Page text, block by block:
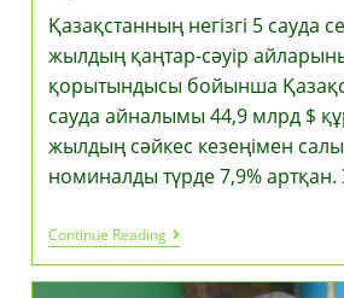
Қазақстанның негізгі 5 сауда
жылдың қаңтар-сәуір
қорытындысы бойынша
сауда айналымы 44,9 млрд $
жылдың сәйкес кезеңімен
номиналды түрде 7,9%
Continue ReadingҚазақстанның
Негізгі
5